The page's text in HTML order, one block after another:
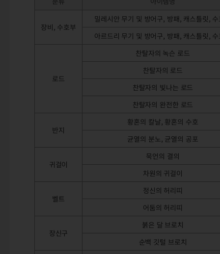
장비, 수호부
밀레시안 무기 및 방어구, 방패, 캐스틀릿,
아르드리 무기 및 방어구, 방패, 캐스틀릿,
로드
찬탈자의 녹슨 로드
찬탈자의 로드
찬탈자의 빛나는 로드
찬탈자의 완전한 로드
반지
황혼의 칼날, 황혼의 수호
균열의 분노, 균열의 공포
귀걸이
묵언의 결의
차원의 귀걸이
벨트
정신의 허리띠
어둠의 허리띠
장신구
붉은 달 브로치
순백 깃털 브로치